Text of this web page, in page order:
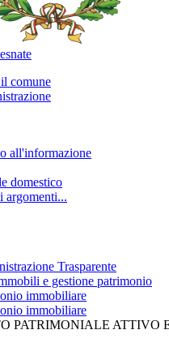
comune
all'informazione
domestico
argomenti...
Trasparente
e gestione patrimonio
immobiliare
immobiliare
PATRIMONIALE ATTIVO